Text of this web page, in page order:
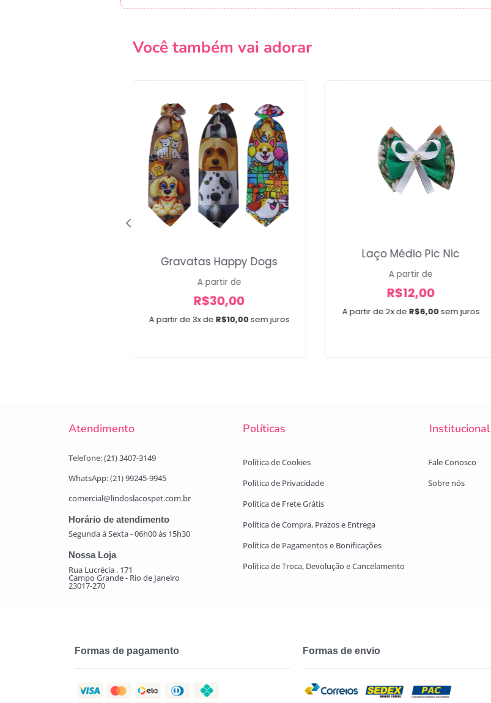
Você também vai adorar
A partir de 3x de R$10,00sem juros
Gravatas Happy Dogs
A partir de
R$30,00
A partir de 2x de R$6,00sem juros
Laço Médio Pic Nic
A partir de
R$12,00
Atendimento Políticas Institucional
Telefone: (21) 3407-3149
WhatsApp: (21) 99245-9945
comercial@lindoslacospet.com.br
Horário de atendimento
Segunda à Sexta - 06h00 às 15h30
Nossa Loja
Rua Lucrécia , 171
Campo Grande - Rio de Janeiro
23017-270
Política de Cookies
Política de Privacidade
Política de Frete Grátis
Política de Compra, Prazos e Entrega
Política de Pagamentos e Bonificações
Política de Troca, Devolução e Cancelamento
Fale Conosco
Sobre nós
Formas de pagamento Formas de envio